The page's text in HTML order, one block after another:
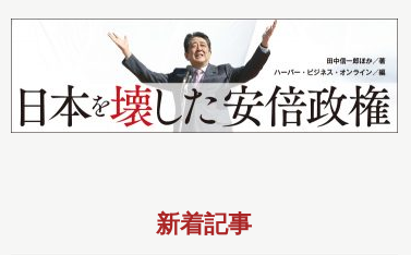
新着記事